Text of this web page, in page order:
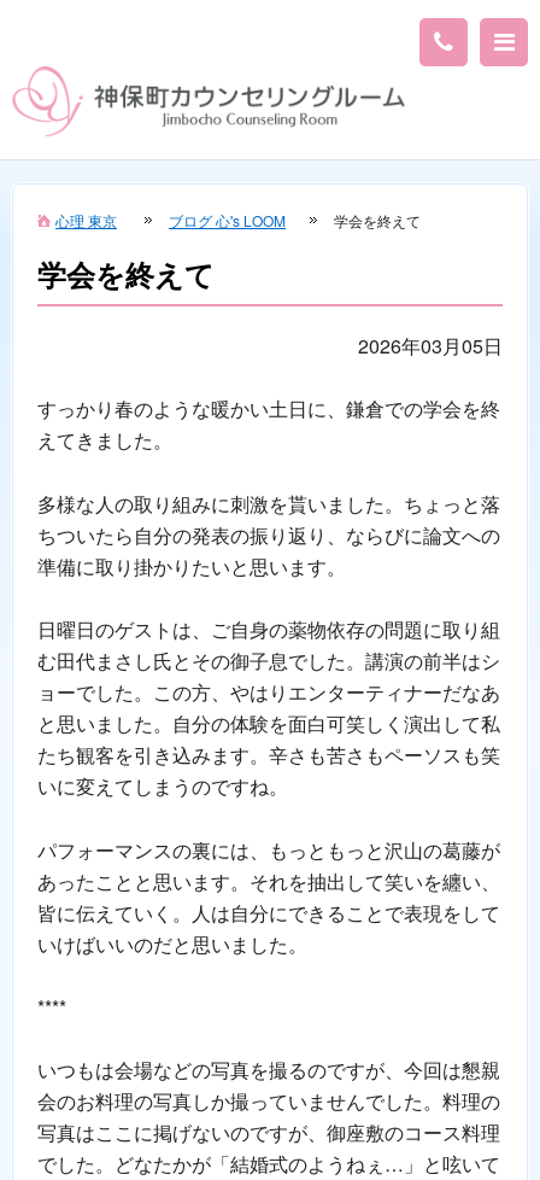
心理 東京 ブログ 心's LOOM 学会を終えて
学会を終えて
2026年03月05日
すっかり春のような暖かい土日に、鎌倉での学会を終
えてきました。
多様な人の取り組みに刺激を貰いました。ちょっと落
ちついたら自分の発表の振り返り、ならびに論文への
準備に取り掛かりたいと思います。
日曜日のゲストは、ご自身の薬物依存の問題に取り組
む田代まさし氏とその御子息でした。講演の前半はシ
ョーでした。この方、やはりエンターティナーだなあ
と思いました。自分の体験を面白可笑しく演出して私
たち観客を引き込みます。辛さも苦さもペーソスも笑
いに変えてしまうのですね。
パフォーマンスの裏には、もっともっと沢山の葛藤が
あったことと思います。それを抽出して笑いを纏い、
皆に伝えていく。人は自分にできることで表現をして
いけばいいのだと思いました。
****
いつもは会場などの写真を撮るのですが、今回は懇親
会のお料理の写真しか撮っていませんでした。料理の
写真はここに掲げないのですが、御座敷のコース料理
でした。どなたかが「結婚式のようねぇ…」と呟いて